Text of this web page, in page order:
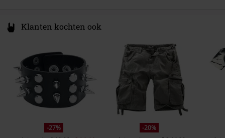
Klanten kochten ook
-27% -20%